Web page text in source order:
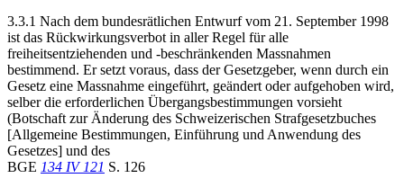
3.3.1 Nach dem bundesrätlichen Entwurf vom 21. September 1998
ist das Rückwirkungsverbot in aller Regel für alle
freiheitsentziehenden und -beschränkenden Massnahmen
bestimmend. Er setzt voraus, dass der Gesetzgeber, wenn durch ein
Gesetz eine Massnahme eingeführt, geändert oder aufgehoben wird,
selber die erforderlichen Übergangsbestimmungen vorsieht
(Botschaft zur Änderung des Schweizerischen Strafgesetzbuches
[Allgemeine Bestimmungen, Einführung und Anwendung des
Gesetzes] und des
BGE 134 IV 121 S. 126